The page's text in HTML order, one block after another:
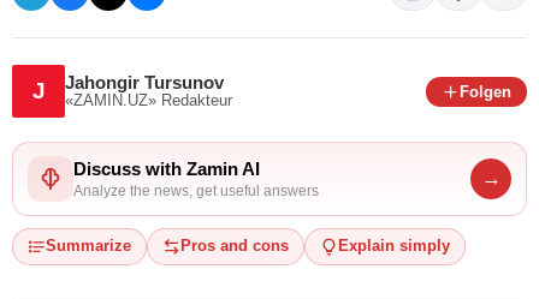
J Jahongir Tursunov
«ZAMIN.UZ» Redakteur
Folgen
Discuss with Zamin AI
Analyze the news, get useful answers
→
Summarize Pros and cons Explain simply